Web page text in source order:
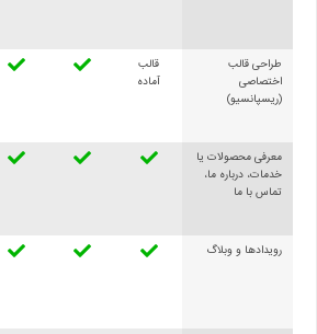
طراحی قالب
اختصاصی
(ریسپانسیو)
معرفی محصولات یا
خدمات، درباره ما،
تماس با ما
رویدادها و وبلاگ
قالب
آماده